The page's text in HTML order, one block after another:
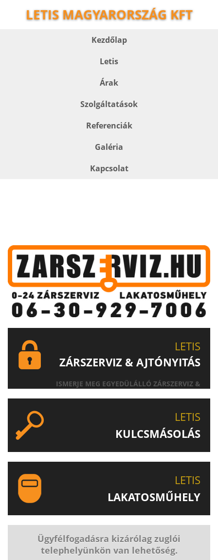
LETIS MAGYARORSZÁG KFT
Kezdőlap
Letis
Árak
Szolgáltatások
Referenciák
Galéria
Kapcsolat
LETIS
ZÁRSZERVIZ & AJTÓNYITÁS
ISMERJE MEG EGYEDÜLÁLLÓ ZÁRSZERVIZ &
LETIS
KULCSMÁSOLÁS
LETIS
LAKATOSMŰHELY
Ügyfélfogadásra kizárólag zuglói
telephelyünkön van lehetőség.